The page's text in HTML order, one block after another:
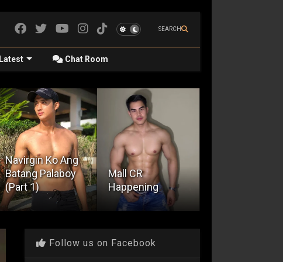
SEARCH
Latest Chat Room
Mall CR
Happening
Cubicle ng CR
Follow us on Facebook